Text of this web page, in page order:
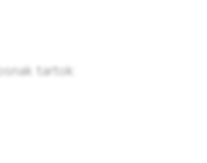
tartok: